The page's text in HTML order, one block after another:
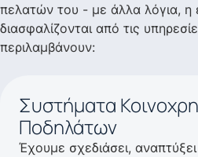
πελατών του - με άλλα λόγια, η
διασφαλίζονται από τις
περιλαμβάνουν:
Συστήματα
Ποδηλάτων
Έχουμε σχεδιάσει, αναπτύξει